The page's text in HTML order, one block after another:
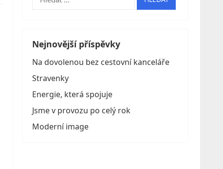
Nejnovější příspěvky
Na dovolenou bez cestovní kanceláře
Stravenky
Energie, která spojuje
Jsme v provozu po celý rok
Moderní image